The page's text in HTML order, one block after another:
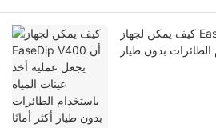
كيف يمكن لجهاز EaseDip V400 أن يجعل عملية
الطائرات بدون طيار